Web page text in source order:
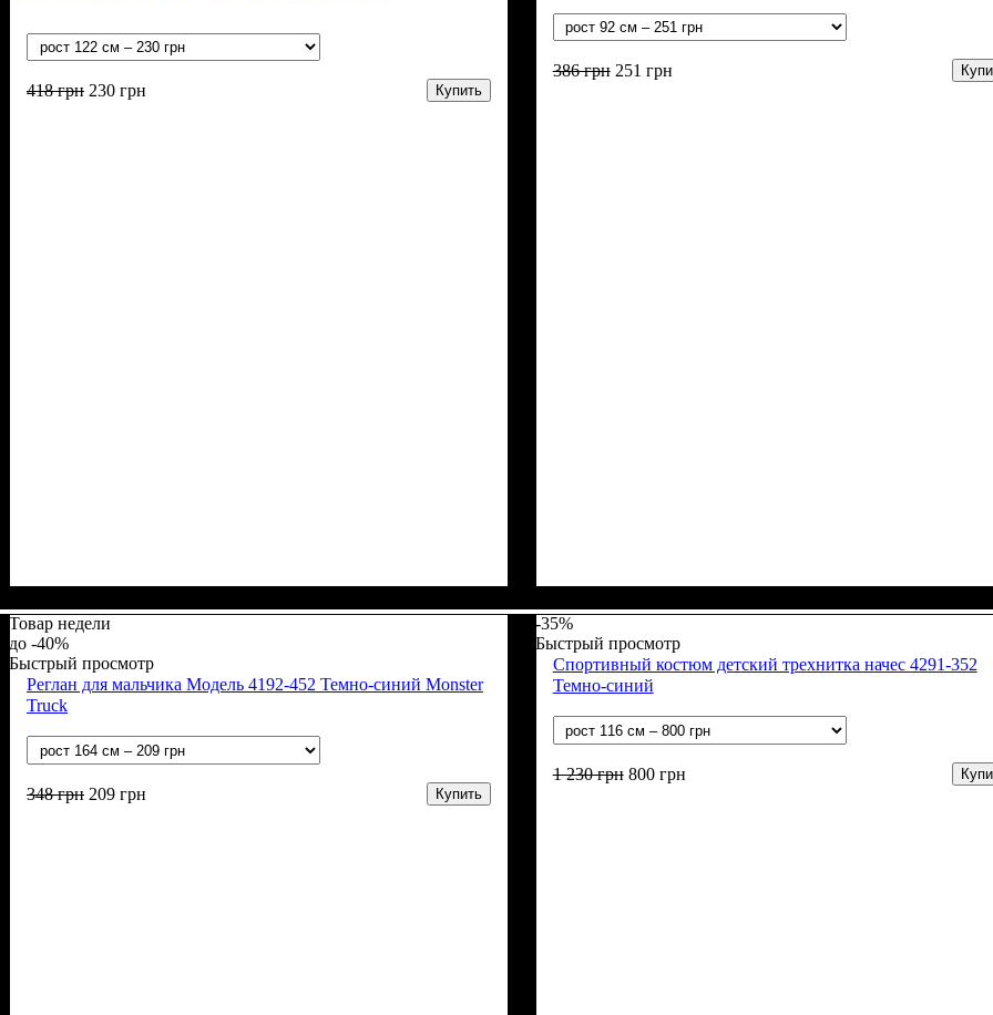
418грн 230 грн Купить
386грн 251 грн
Товар недели
-40%
Быстрый просмотр
Реглан для мальчика Модель 4192-452 Темно-синий Monster
Truck
348грн 209 грн Купить
-35%
Быстрый просмотр
Спортивный костюм детский трехнитка начес 4291-352
Темно-синий
1 230грн 800грн